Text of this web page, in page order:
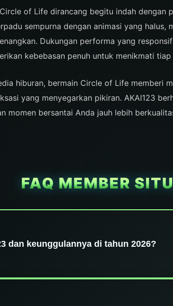
of Life dirancang begitu indah dengan
sempurna dengan animasi yang
Dukungan performa yang
kebebasan penuh untuk menikmati
hiburan, bermain Circle of Life memberi
yang menyegarkan pikiran. AKAI123
momen bersantai Anda jauh lebih
FAQ MEMBER
dan keunggulannya di tahun 2026?